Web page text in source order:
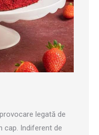
legată de
cap. Indiferent de